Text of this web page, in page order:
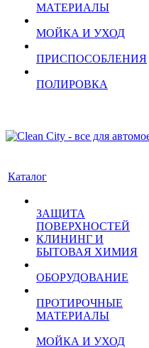
МАТЕРИАЛЫ
МОЙКА И УХОД
ПРИСПОСОБЛЕНИЯ
ПОЛИРОВКА
Каталог
ЗАЩИТА
ПОВЕРХНОСТЕЙ
КЛИНИНГ И
БЫТОВАЯ ХИМИЯ
ОБОРУДОВАНИЕ
ПРОТИРОЧНЫЕ
МАТЕРИАЛЫ
МОЙКА И УХОД